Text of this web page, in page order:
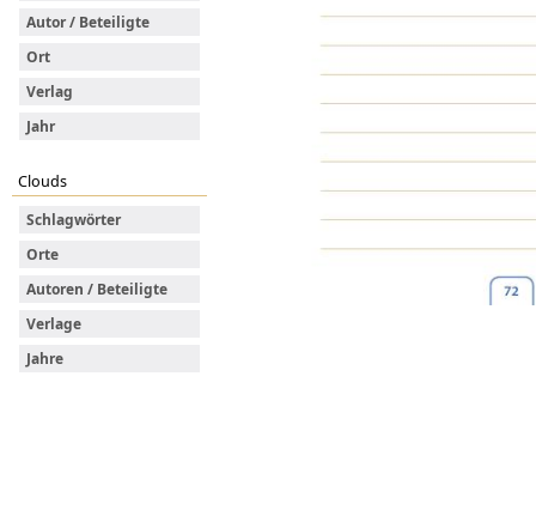
Autor / Beteiligte
Ort
Verlag
Jahr
Clouds
Schlagwörter
Orte
Autoren / Beteiligte
Verlage
Jahre